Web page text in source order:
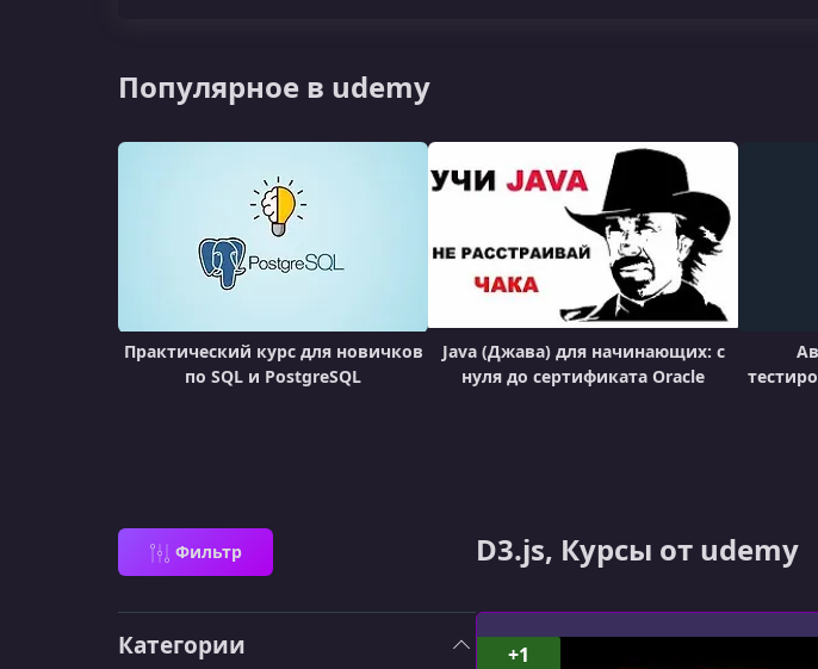
Популярное в udemy
Практический курс для новичков
по SQL и PostgreSQL
Java (Джава) для начинающих: с
нуля до сертификата Oracle
Фильтр D3.js, Курсы от udemy
Категории +1